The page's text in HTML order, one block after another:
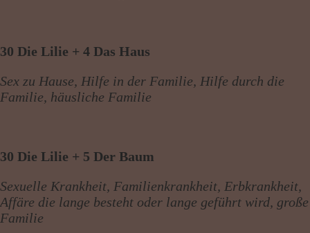
30 Die Lilie + 4 Das Haus
Sex zu Hause, Hilfe in der Familie, Hilfe durch die
Familie, häusliche Familie
30 Die Lilie + 5 Der Baum
Sexuelle Krankheit, Familienkrankheit, Erbkrankheit,
Affäre die lange besteht oder lange geführt wird, große
Familie